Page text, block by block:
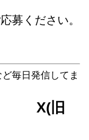
募ください。
毎日発信してま
旧